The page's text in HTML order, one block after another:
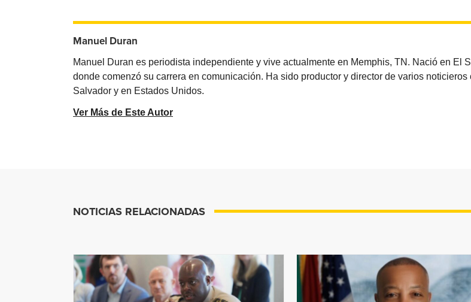
Manuel Duran
Manuel Duran es periodista independiente y vive actualmente en Memphis, TN. Nació en El
donde comenzó su carrera en comunicación. Ha sido productor y director de varios noticieros
Salvador y en Estados Unidos.
Ver Más de Este Autor
NOTICIAS RELACIONADAS